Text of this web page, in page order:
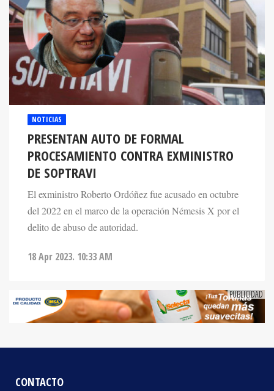
PRESENTAN AUTO DE FORMAL
PROCESAMIENTO CONTRA EXMINISTRO
DE SOPTRAVI
El exministro Roberto Ordóñez fue acusado en octubre
del 2022 en el marco de la operación Némesis X por el
delito de abuso de autoridad.
CONTACTO